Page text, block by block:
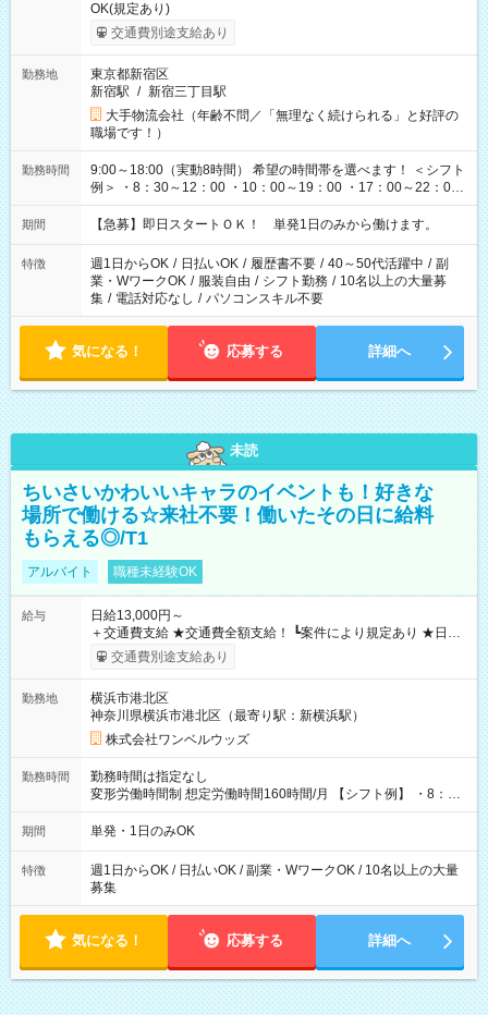
OK(規定あり)
交通費別途支給あり
勤務地
東京都新宿区
新宿駅 / 新宿三丁目駅
大手物流会社（年齢不問／「無理なく続けられる」と好評の
職場です！）
勤務時間
9:00～18:00（実動8時間） 希望の時間帯を選べます！ ＜シフト
例＞ ・8：30～12：00 ・10：00～19：00 ・17：00～22：00
・13：00～22：00 ・22：00～翌6：00 など
期間 【急募】即日スタートＯＫ！ 単発1日のみから働けます。
特徴 週1日からOK / 日払いOK / 履歴書不要 / 40～50代活躍中 / 副
業・WワークOK / 服装自由 / シフト勤務 / 10名以上の大量募
集 / 電話対応なし / パソコンスキル不要
気になる！ 応募する 詳細へ
未読
ちいさいかわいいキャラのイベントも！好きな
場所で働ける☆来社不要！働いたその日に給料
もらえる◎/T1
アルバイト 職種未経験OK
給与
日給13,000円～
＋交通費支給 ★交通費全額支給！ ┗案件により規定あり ★日払
いOK！（規定あり） ┗働いたその日に現金GET♪ お仕事後はコ
ンビニATMから 日払い分を引き落とせます！ 【試用期間】試
交通費別途支給あり
勤務地
横浜市港北区
神奈川県横浜市港北区（最寄り駅：新横浜駅）
株式会社ワンベルウッズ
勤務時間
勤務時間は指定なし
変形労働時間制 想定労働時間160時間/月 【シフト例】 ・8：00
～21：00
期間 単発・1日のみOK
特徴
週1日からOK / 日払いOK / 副業・WワークOK / 10名以上の大量
募集
気になる！ 応募する 詳細へ